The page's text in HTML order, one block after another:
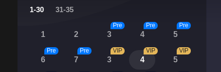
1-30 31-35
1 2 3
Pre
4
Pre
5
Pre
6
Pre
7
Pre
3
VIP
4
VIP
5
VIP